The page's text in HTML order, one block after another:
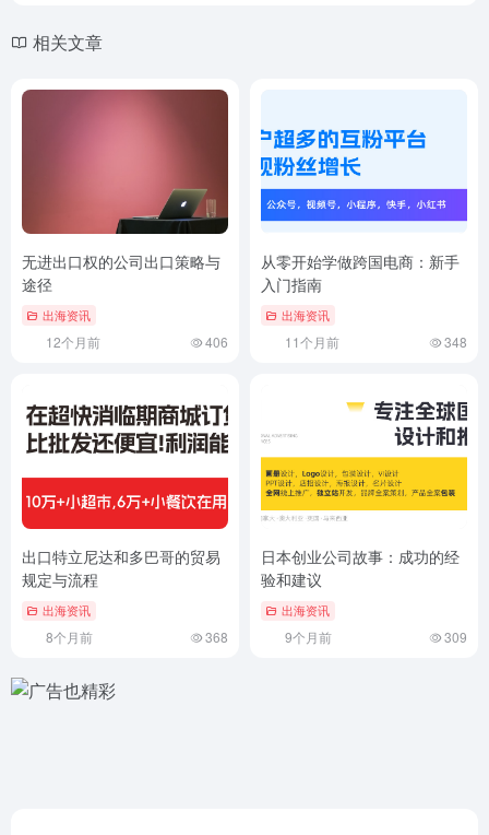
相关文章
无进出口权的公司出口策略与
途径
出海资讯
12个月前 406
从零开始学做跨国电商：新手
入门指南
出海资讯
11个月前 348
出口特立尼达和多巴哥的贸易
规定与流程
出海资讯
8个月前 368
日本创业公司故事：成功的经
验和建议
出海资讯
9个月前 309